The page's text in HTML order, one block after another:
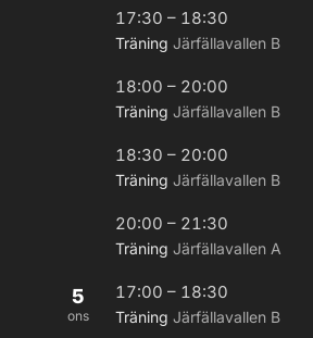
17:30 – 18:30
Träning Järfällavallen B
18:00 – 20:00
Träning Järfällavallen B
18:30 – 20:00
Träning Järfällavallen B
20:00 – 21:30
Träning Järfällavallen A
5
ons
17:00 – 18:30
Träning Järfällavallen B